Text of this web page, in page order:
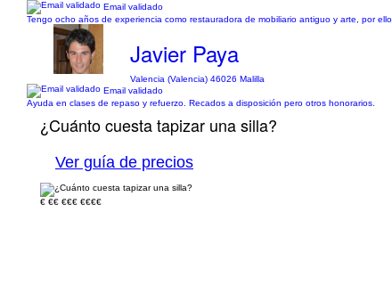
Email validado
Tengo ocho años de experiencia como restauradora de mobiliario antiguo y arte, por
Javier Paya
Valencia (Valencia) 46026 Malilla
Email validado
Ayuda en clases de repaso y refuerzo. Recados a disposición pero otros honorarios.
¿Cuánto cuesta tapizar una silla?
Ver guía de precios
€ €€ €€€ €€€€